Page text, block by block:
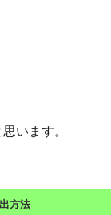
います。
方法